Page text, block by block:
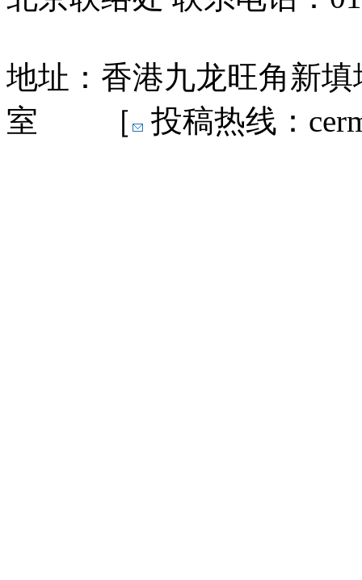
地址：香港九龙旺角新
室 ［
投稿热线：